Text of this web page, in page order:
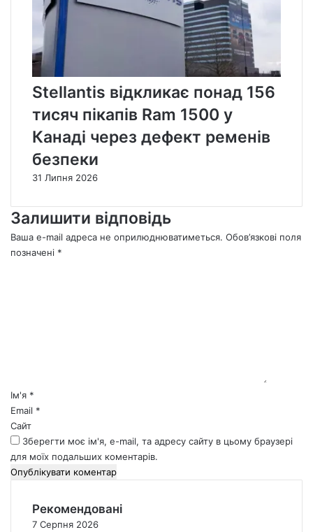
Stellantis відкликає понад 156
тисяч пікапів Ram 1500 у
Канаді через дефект ременів
безпеки
31 Липня 2026
Залишити відповідь
Ваша e-mail адреса не оприлюднюватиметься. Обов’язкові поля
позначені *
*Ім'я *
Email *
Сайт
Зберегти моє ім'я, e-mail, та адресу сайту в цьому браузері
для моїх подальших коментарів.
Рекомендовані
7 Серпня 2026